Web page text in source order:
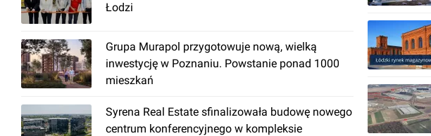
Łodzi
Grupa Murapol przygotowuje nową, wielką
inwestycję w Poznaniu. Powstanie ponad 1000
mieszkań
Syrena Real Estate sfinalizowała budowę nowego
centrum konferencyjnego w kompleksie